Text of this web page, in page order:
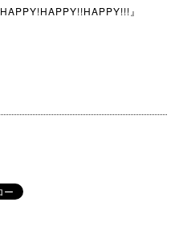
HAPPY!HAPPY!!HAPPY!!!』